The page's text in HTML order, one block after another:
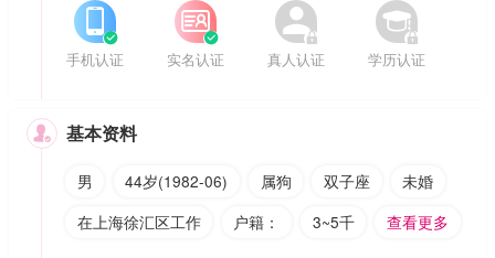


手机认证


实名认证


真人认证


学历认证
 基本资料
男 44岁(1982-06) 属狗 双子座
未婚
在上海徐汇区工作
户籍： 3~5千 查看更多